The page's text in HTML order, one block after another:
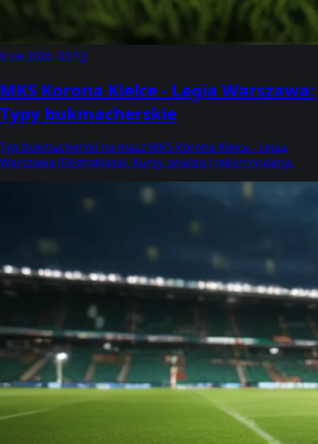
6 sie 2026, 03:13
MKS Korona Kielce - Legia Warszawa:
Typy bukmacherskie
Typ bukmacherski na mecz MKS Korona Kielce - Legia
Warszawa (Ekstraklasa). Kursy, analiza i rekomendacja.